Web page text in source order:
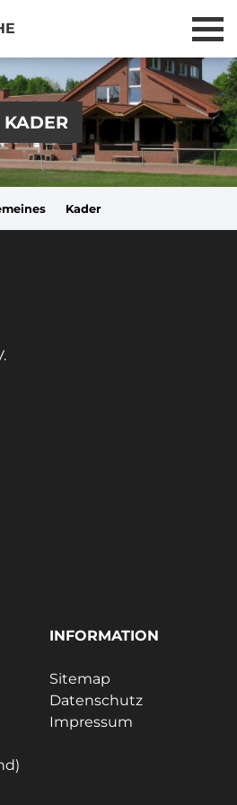
KADER
Kader
INFORMATION
Sitemap
Datenschutz
Impressum